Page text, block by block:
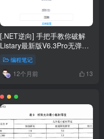
[.NET逆向] 手把手教你破解
Listary最新版V6.3Pro无弹窗~
(转载)编程笔记
12个月前 13